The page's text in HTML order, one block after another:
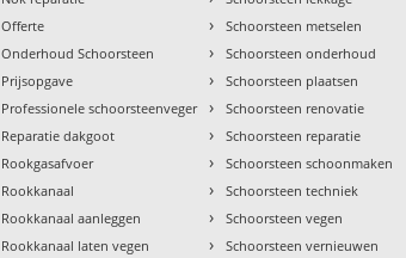
Offerte
Onderhoud Schoorsteen
Prijsopgave
Professionele schoorsteenveger
Reparatie dakgoot
Rookgasafvoer
Rookkanaal
Rookkanaal aanleggen
Rookkanaal laten vegen
› Schoorsteen metselen
› Schoorsteen onderhoud
› Schoorsteen plaatsen
› Schoorsteen renovatie
› Schoorsteen reparatie
› Schoorsteen schoonmaken
› Schoorsteen techniek
› Schoorsteen vegen
› Schoorsteen vernieuwen